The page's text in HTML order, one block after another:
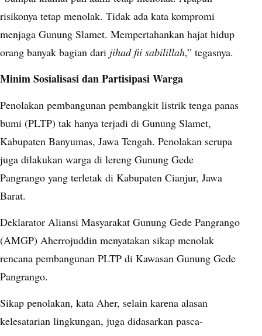
risikonya tetap menolak. Tidak ada kata kompromi
menjaga Gunung Slamet. Mempertahankan hajat hidup
orang banyak bagian dari jihad fii sabilillah,” tegasnya.
Minim Sosialisasi dan Partisipasi Warga
Penolakan pembangunan pembangkit listrik tenga panas
bumi (PLTP) tak hanya terjadi di Gunung Slamet,
Kabupaten Banyumas, Jawa Tengah. Penolakan serupa
juga dilakukan warga di lereng Gunung Gede
Pangrango yang terletak di Kabupaten Cianjur, Jawa
Barat.
Deklarator Aliansi Masyarakat Gunung Gede Pangrango
(AMGP) Aherrojuddin menyatakan sikap menolak
rencana pembangunan PLTP di Kawasan Gunung Gede
Pangrango.
Sikap penolakan, kata Aher, selain karena alasan
kelesatarian lingkungan, juga didasarkan pasca-